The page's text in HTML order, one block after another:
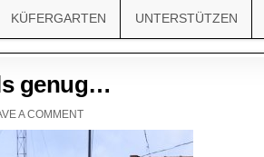
KÜFERGARTEN UNTERSTÜTZEN
genug…
A COMMENT